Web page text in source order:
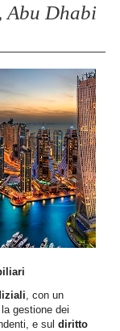
Abu Dhabi
, con un
gestione dei
e suldiritto